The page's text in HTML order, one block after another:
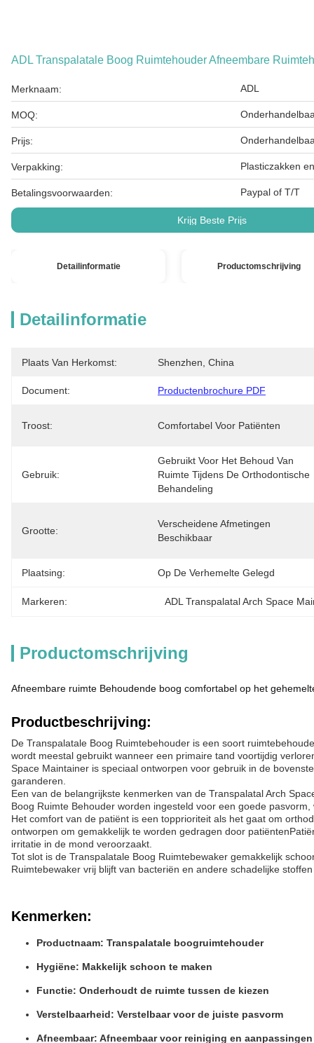
ADL Transpalatale Boog Ruimtehouder Afneembare
Merknaam: ADL
MOQ:
Prijs:
Verpakking: Plasticzakken
Betalingsvoorwaarden: Paypal of T/T
Krijg Beste Prijs
Detailinformatie Productomschrijving
Detailinformatie
Plaats Van Herkomst: Shenzhen, China
Document: Productenbrochure PDF
Troost: Comfortabel Voor Patiënten
Gebruik:
Gebruikt Voor Het Behoud Van
Ruimte Tijdens De Orthodontische
Behandeling
Grootte:
Verscheidene Afmetingen
Beschikbaar
Plaatsing: Op De Verhemelte Gelegd
Markeren: ADL Transpalatal Arch Space
Productomschrijving
Afneembare ruimte Behoudende boog comfortabel op het
Productbeschrijving:
De Transpalatale Boog Ruimtebehouder is een soort
wordt meestal gebruikt wanneer een primaire tand voortijdig
Space Maintainer is speciaal ontworpen voor gebruik in de
garanderen.
Een van de belangrijkste kenmerken van de Transpalatal Arch
Boog Ruimte Behouder worden ingesteld voor een goede
Het comfort van de patiënt is een topprioriteit als het gaat om
ontworpen om gemakkelijk te worden gedragen door
irritatie in de mond veroorzaakt.
Tot slot is de Transpalatale Boog Ruimtebewaker gemakkelijk
Ruimtebewaker vrij blijft van bacteriën en andere schadelijke
Kenmerken:
Productnaam: Transpalatale boogruimtehouder
Hygiëne: Makkelijk schoon te maken
Functie: Onderhoudt de ruimte tussen de kiezen
Verstelbaarheid: Verstelbaar voor de juiste pasvorm
Afneembaar: Afneembaar voor reiniging en aanpassingen